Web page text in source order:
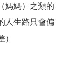
媽媽）之類的
人生路只會偏